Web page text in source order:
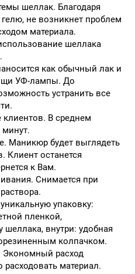
шеллак. Благодаря
не возникнет проблем
материала.
шеллака
как обычный лак и
УФ-лампы. До
устранить все
В среднем
минут.
Маникюр будет выглядеть
Клиент останется
к Вам.
Снимается при
упаковку:
пленкой,
шеллака, внутри: удобная
колпачком.
Экономный расход
материал.